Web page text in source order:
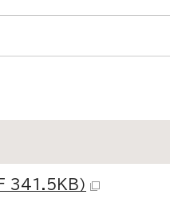
341.5KB）